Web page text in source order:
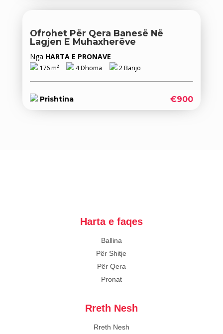
Ofrohet Për Qera‬ Banesë Në
Lagjen E Muhaxherëve
Nga HARTA E PRONAVE
176 m² 4 Dhoma 2 Banjo
Prishtina €900
Harta e faqes
Ballina
Për Shitje
Për Qera
Pronat
Rreth Nesh
Rreth Nesh